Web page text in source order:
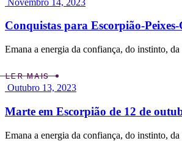
Conquistas para Escorpião-
Emana a energia da confiança, do instinto,
LER MAIS
Outubro 13, 2023
Marte em Escorpião de 12 de
Emana a energia da confiança, do instinto,